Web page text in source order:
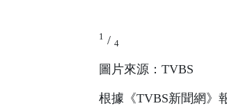
1 / 4
圖片來源：TVBS
根據《TVBS新聞網》